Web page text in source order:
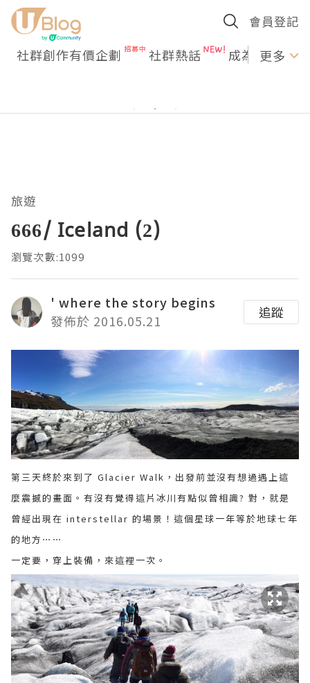
會員登記
社群創作有價企劃 社群熱話 成為U更多
旅遊
666/ Iceland (2)
瀏覽次數:1099
' where the story begins
發佈於 2016.05.21
追蹤
第三天終於來到了 Glacier Walk，出發前並沒有想過遇上這
麼震撼的畫面。有沒有覺得這片冰川有點似曾相識? 對，就是
曾經出現在 interstellar 的場景！這個星球一年等於地球七年
的地方⋯⋯
一定要，穿上裝備，來這裡一次。